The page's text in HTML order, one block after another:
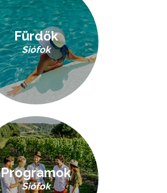
Fürdők
Siófok
Programok
Siófok